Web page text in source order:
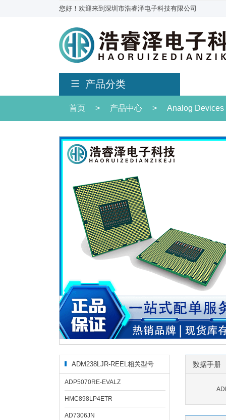
您好！欢迎来到深圳市浩睿泽电子科技有限公司
产品分类
首页 > 产品中心 > Analog Devices
ADM238LJR-REEL相关型号
ADP5070RE-EVALZ
HMC898LP4ETR
AD7306JN
数据手册